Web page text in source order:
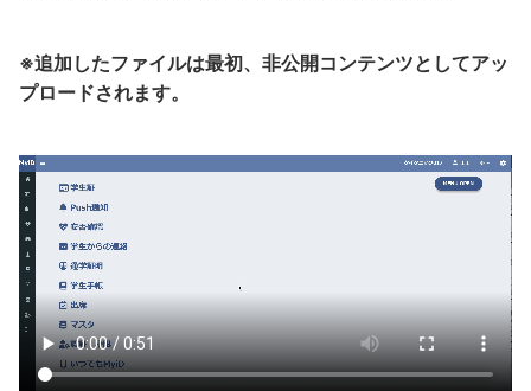
※追加したファイルは最初、非公開コンテンツとしてアッ
プロードされます。